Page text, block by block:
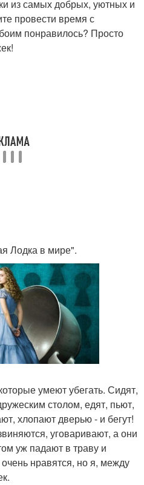
из самых добрых, уютных и
провести время с
понравилось? Просто
Лодка в мире".
умеют убегать. Сидят,
столом, едят, пьют,
хлопают дверью - и бегут!
уговаривают, а они
уж падают в траву и
нравятся, но я, между